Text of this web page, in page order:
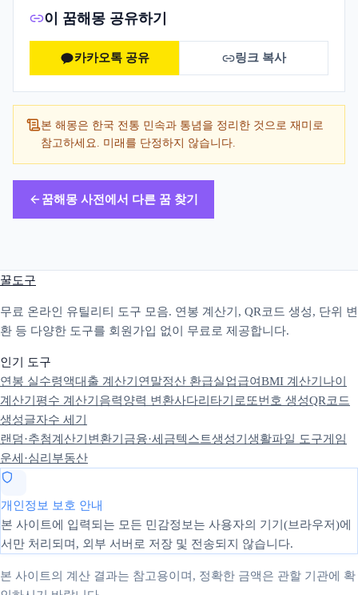
이 꿈해몽 공유하기
카카오톡 공유 링크 복사
본 해몽은 한국 전통 민속과 통념을 정리한 것으로 재미로
참고하세요. 미래를 단정하지 않습니다.
꿈해몽 사전에서 다른 꿈 찾기
꿀도구
무료 온라인 유틸리티 도구 모음. 연봉 계산기, QR코드 생성, 단위 변
환 등 다양한 도구를 회원가입 없이 무료로 제공합니다.
인기 도구
연봉 실수령액대출 계산기 연말정산 환급실업급여BMI 계산기 나이
계산기 평수 계산기 음력양력 변환사다리타기 로또번호 생성QR코드
생성글자수 세기
랜덤·추첨계산기 변환기 금융·세금텍스트생성기 생활파일 도구게임
운세·심리 부동산
개인정보 보호 안내
본 사이트에 입력되는 모든 민감정보는 사용자의 기기(브라우저)에
서만 처리되며, 외부 서버로 저장 및 전송되지 않습니다.
본 사이트의 계산 결과는 참고용이며, 정확한 금액은 관할 기관에 확